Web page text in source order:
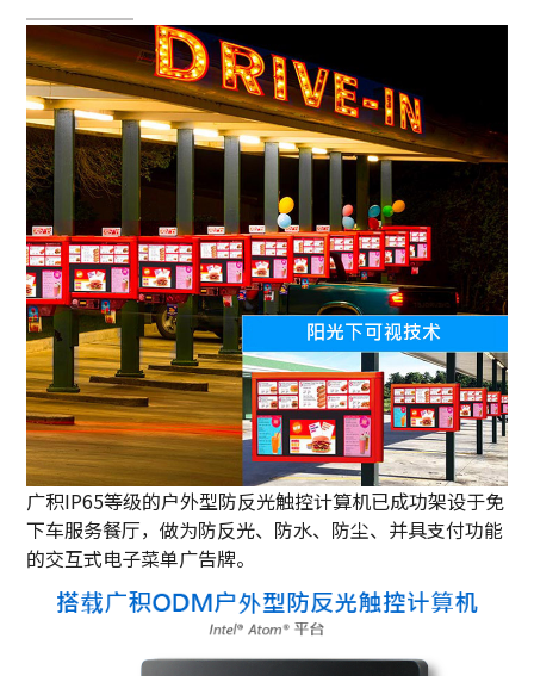
广积IP65等级的户外型防反光触控计算机已成功架设于免
下车服务餐厅，做为防反光、防水、防尘、并具支付功能
的交互式电子菜单广告牌。